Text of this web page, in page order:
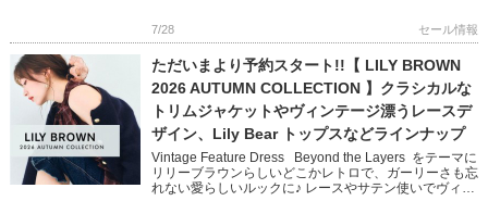
7/28 セール情報
ただいまより予約スタート!!【 LILY BROWN
2026 AUTUMN COLLECTION 】クラシカルな
トリムジャケットやヴィンテージ漂うレースデ
ザイン、Lily Bear トップスなどラインナップ
Vintage Feature Dress Beyond the Layers をテーマに
リリーブラウンらしいどこかレトロで、ガーリーさも忘
れない愛らしいルックに♪ レースやサテン使いでヴィン